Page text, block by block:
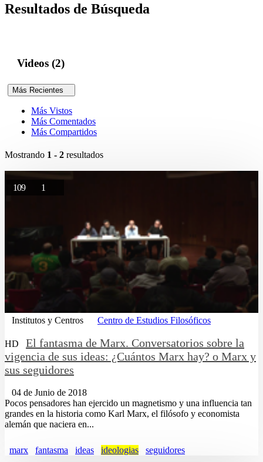
Resultados de Búsqueda
Videos (2)
Más Recientes
Más Vistos
Más Comentados
Más Compartidos
Mostrando 1 - 2 resultados
109 1
Institutos y Centros Centro de Estudios Filosóficos
HD
El fantasma de Marx. Conversatorios sobre la
vigencia de sus ideas: ¿Cuántos Marx hay? o Marx y
sus seguidores
04 de Junio de 2018
Pocos pensadores han ejercido un magnetismo y una influencia tan
grandes en la historia como Karl Marx, el filósofo y economista
alemán que naciera en...
marx fantasma ideas ideologias seguidores